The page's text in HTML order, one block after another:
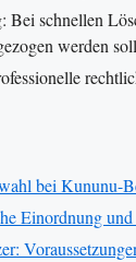
Bei schnellen
werden
bei Kununu-
Einordnung